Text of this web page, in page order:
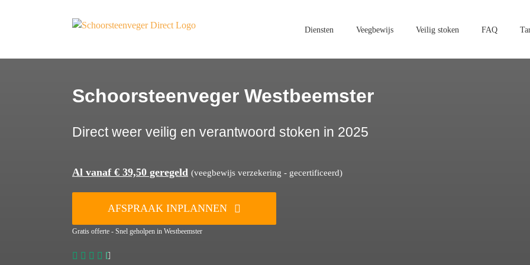
Diensten Veegbewijs Veilig stoken FAQ
Schoorsteenveger Westbeemster
Direct weer veilig en verantwoord stoken in 2025
Al vanaf € 39,50 geregeld (veegbewijs verzekering - gecertificeerd)
AFSPRAAK INPLANNEN
Gratis offerte - Snel geholpen in Westbeemster